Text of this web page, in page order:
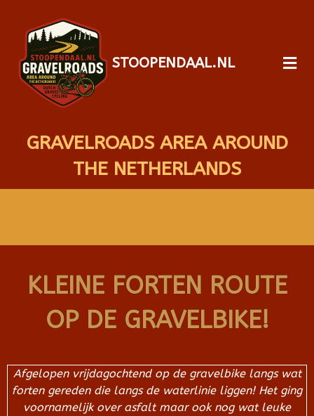
STOOPENDAAL.NL
GRAVELROADS AREA AROUND
THE NETHERLANDS
KLEINE FORTEN ROUTE
OP DE GRAVELBIKE!
Afgelopen vrijdagochtend op de gravelbike langs wat
forten gereden die langs de waterlinie liggen! Het ging
voornamelijk over asfalt maar ook nog wat leuke